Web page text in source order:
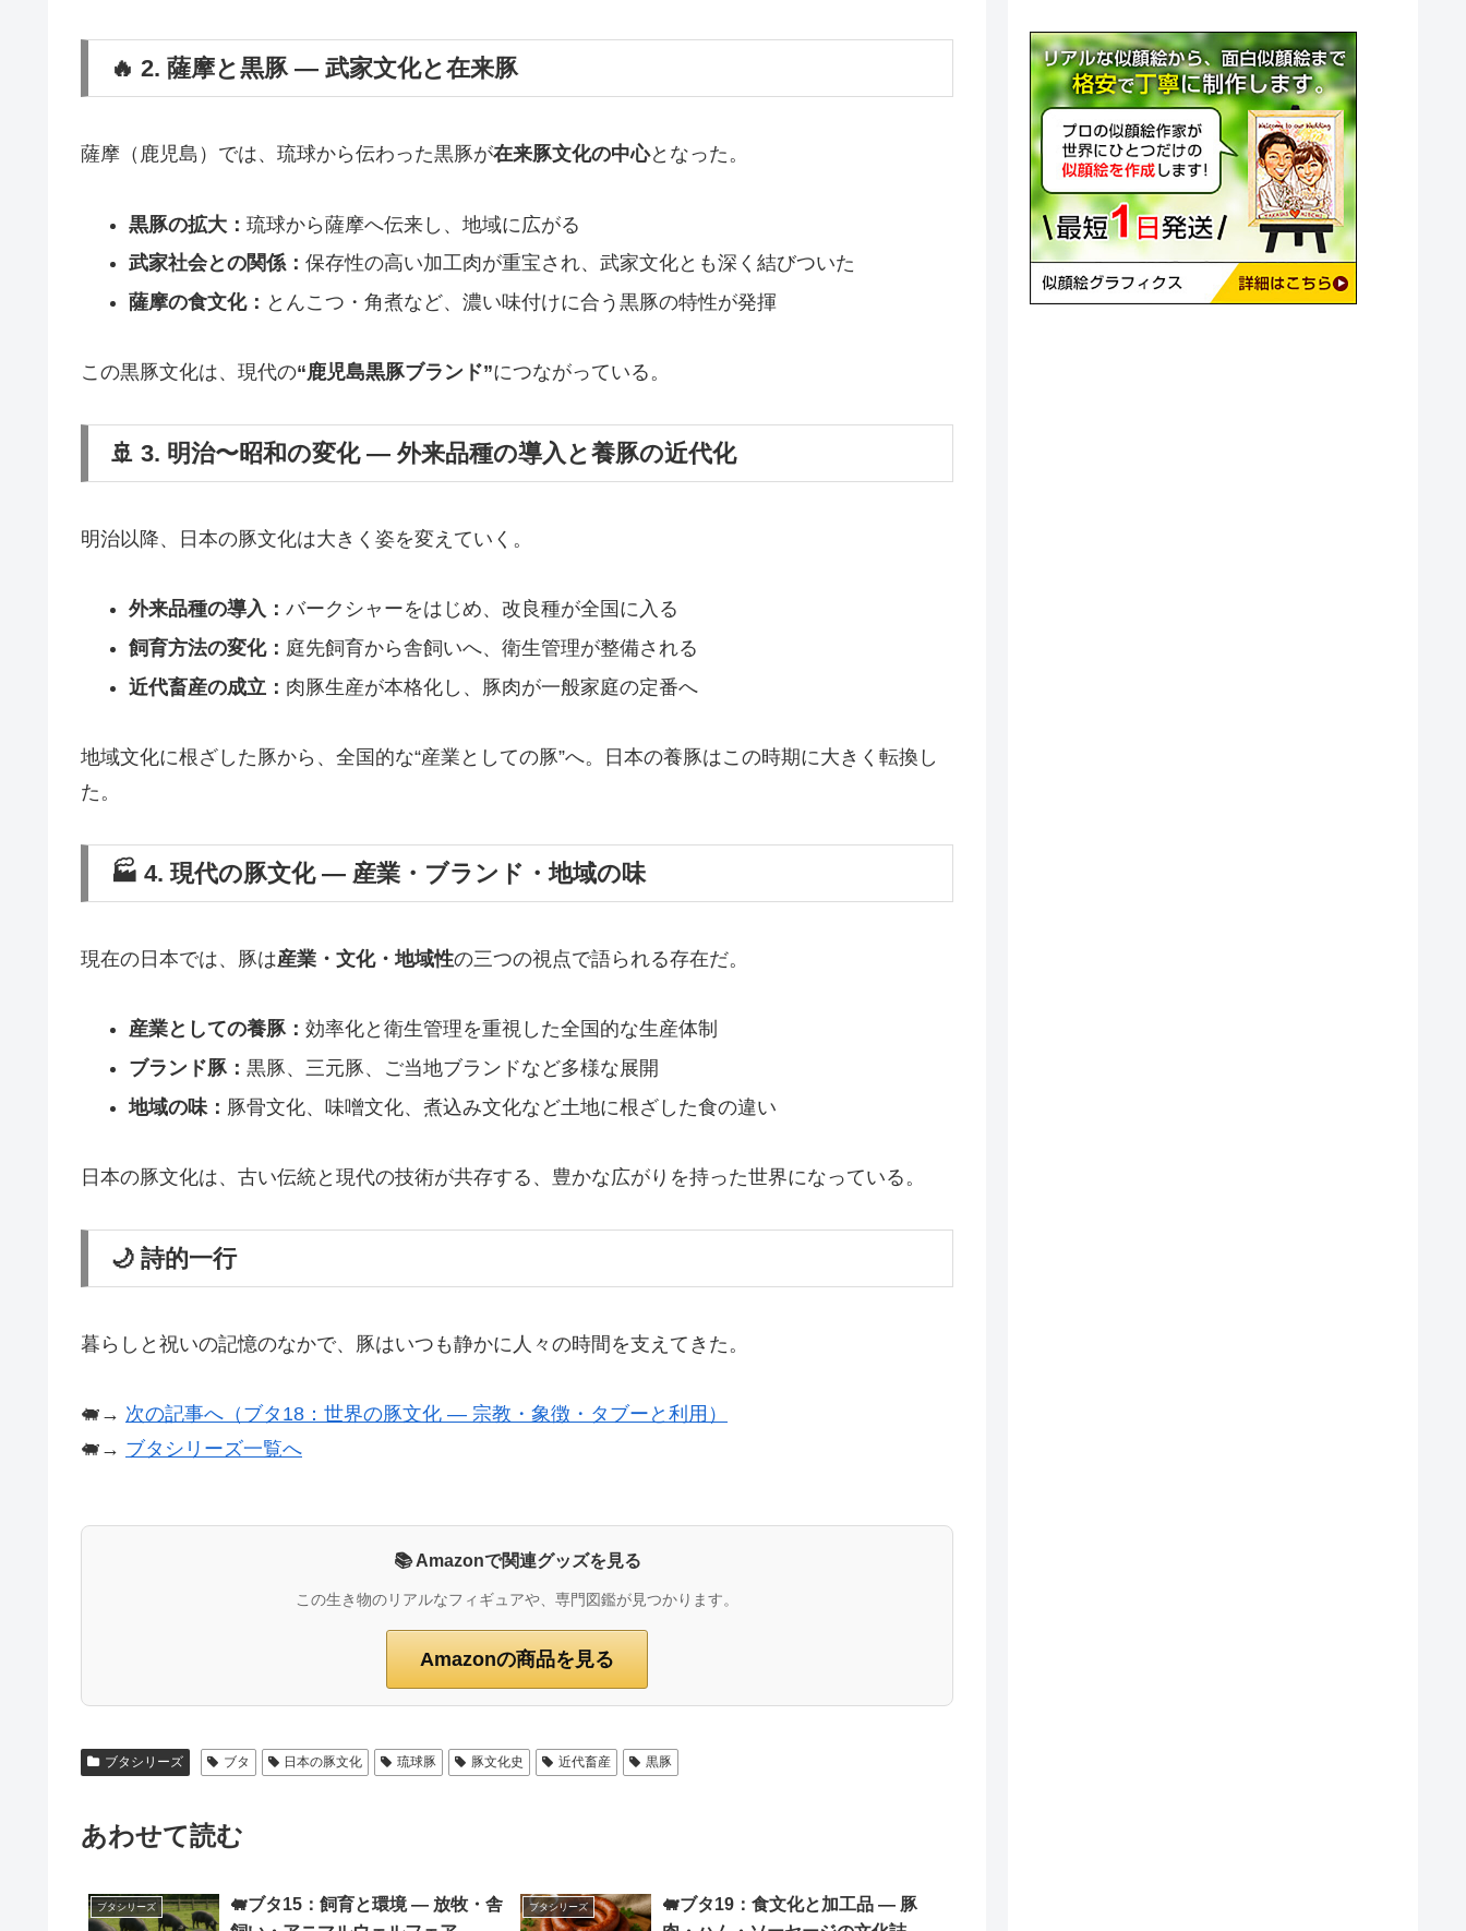
🔥 2. 薩摩と黒豚 ― 武家文化と在来豚
薩摩（鹿児島）では、琉球から伝わった黒豚が在来豚文化の中心となった。
黒豚の拡大： 琉球から薩摩へ伝来し、地域に広がる
武家社会との関係： 保存性の高い加工肉が重宝され、武家文化とも深く結びついた
薩摩の食文化： とんこつ・角煮など、濃い味付けに合う黒豚の特性が発揮
この黒豚文化は、現代の“鹿児島黒豚ブランド”につながっている。
🚢 3. 明治〜昭和の変化 ― 外来品種の導入と養豚の近代化
明治以降、日本の豚文化は大きく姿を変えていく。
外来品種の導入： バークシャーをはじめ、改良種が全国に入る
飼育方法の変化： 庭先飼育から舎飼いへ、衛生管理が整備される
近代畜産の成立： 肉豚生産が本格化し、豚肉が一般家庭の定番へ
地域文化に根ざした豚から、全国的な“産業としての豚”へ。日本の養豚はこの時期に大きく転換し
た。
🏭 4. 現代の豚文化 ― 産業・ブランド・地域の味
現在の日本では、豚は産業・文化・地域性の三つの視点で語られる存在だ。
産業としての養豚： 効率化と衛生管理を重視した全国的な生産体制
ブランド豚： 黒豚、三元豚、ご当地ブランドなど多様な展開
地域の味： 豚骨文化、味噌文化、煮込み文化など土地に根ざした食の違い
日本の豚文化は、古い伝統と現代の技術が共存する、豊かな広がりを持った世界になっている。
🌙 詩的一行
暮らしと祝いの記憶のなかで、豚はいつも静かに人々の時間を支えてきた。
🐖→ 次の記事へ（ブタ18：世界の豚文化 ― 宗教・象徴・タブーと利用）
🐖→ ブタシリーズ一覧へ
📚 Amazonで関連グッズを見る
この生き物のリアルなフィギュアや、専門図鑑が見つかります。
Amazonの商品を見る
ブタシリーズ ブタ 日本の豚文化 琉球豚 豚文化史 近代畜産 黒豚
あわせて読む
ブタシリーズ
🐖ブタ15：飼育と環境 ― 放牧・舎
ブタシリーズ
🐖ブタ19：食文化と加工品 ― 豚